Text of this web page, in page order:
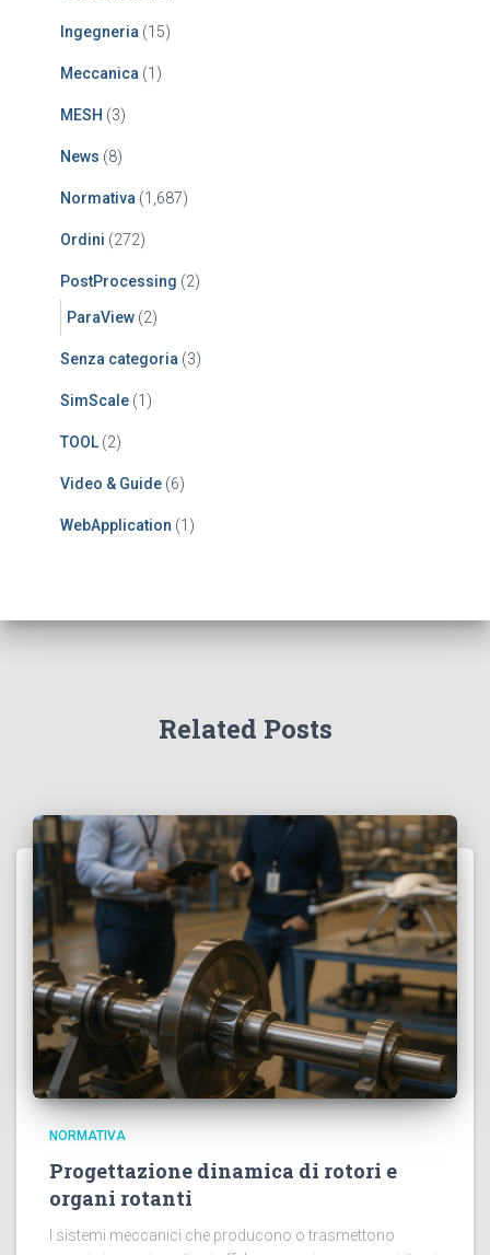
Ingegneria (15)
Meccanica (1)
MESH (3)
News (8)
Normativa (1,687)
Ordini (272)
PostProcessing (2)
ParaView (2)
Senza categoria (3)
SimScale (1)
TOOL (2)
Video & Guide (6)
WebApplication (1)
Related Posts
NORMATIVA
Progettazione dinamica di rotori e
organi rotanti
I sistemi meccanici che producono o trasmettono